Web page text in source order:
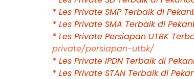
* Les Private SMP Terbaik di
* Les Private SMA Terbaik di
* Les Private Persiapan UTBK
private/persiapan-utbk/
* Les Private IPDN Terbaik di
* Les Private STAN Terbaik di